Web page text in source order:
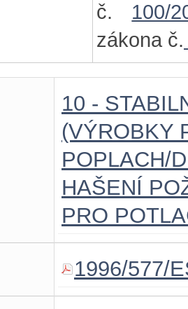
č. 100/
zákona č.
10 -
(VÝROBKY
POPLACH/
HAŠENÍ
PRO
1996/577/